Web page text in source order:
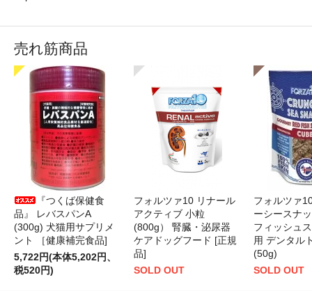
売れ筋商品
『つくば保健食
品』 レバスパンA
(300g) 犬猫用サプリメ
ント ［健康補完食品]
5,722円(本体5,202円、
税520円)
フォルツァ10 リナール
アクティブ 小粒
(800g） 腎臓・泌尿器
ケアドッグフード [正規
品]
SOLD OUT
フォルツァ
ーシースナ
フィッシュ
用 デンタル
(50g)
SOLD OUT